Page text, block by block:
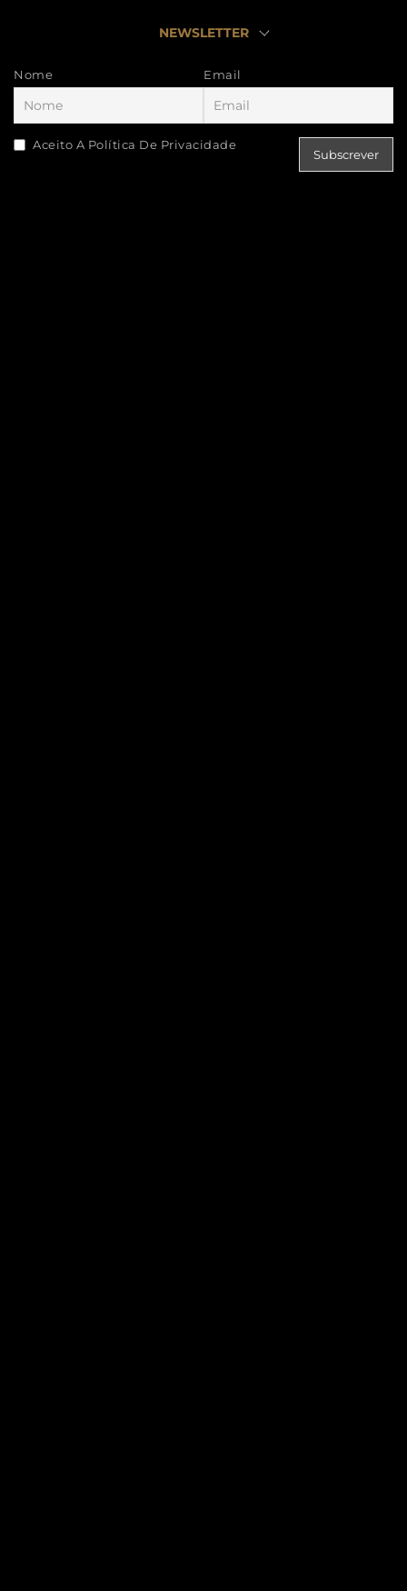
NEWSLETTER
Nome Email
Aceito A Política De Privacidade